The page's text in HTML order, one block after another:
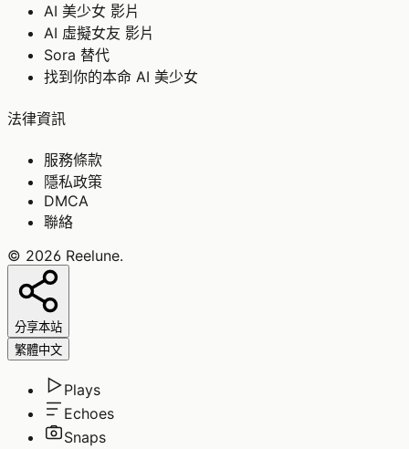
AI 美少女 影片
AI 虛擬女友 影片
Sora 替代
找到你的本命 AI 美少女
法律資訊
服務條款
隱私政策
DMCA
聯絡
© 2026 Reelune.
分享本站
繁體中文
Plays
Echoes
Snaps